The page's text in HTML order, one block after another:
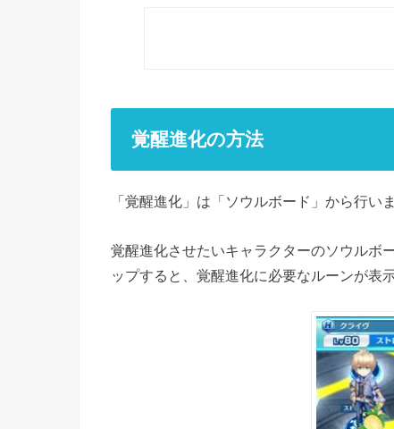
覚醒進化の方法
「覚醒進化」は「ソウルボード」から行いま
覚醒進化させたいキャラクターのソウルボ
ップすると、覚醒進化に必要なルーンが表